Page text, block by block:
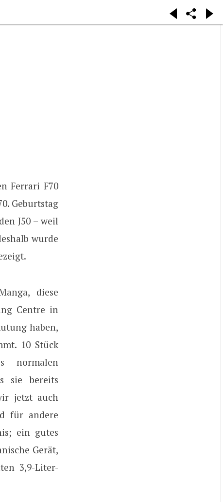
Ferrari F70
Geburtstag
J50 – weil
wurde
diese
Centre in
haben,
10 Stück
normalen
sie bereits
jetzt auch
für andere
ein gutes
Gerät,
3,9-Liter-